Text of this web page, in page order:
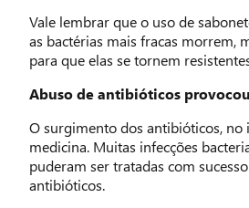
Vale lembrar que o uso de
as bactérias mais fracas morrem,
para que elas se tornem
Abuso de antibióticos
O surgimento dos antibióticos, no
medicina. Muitas infecções
puderam ser tratadas com
antibióticos.